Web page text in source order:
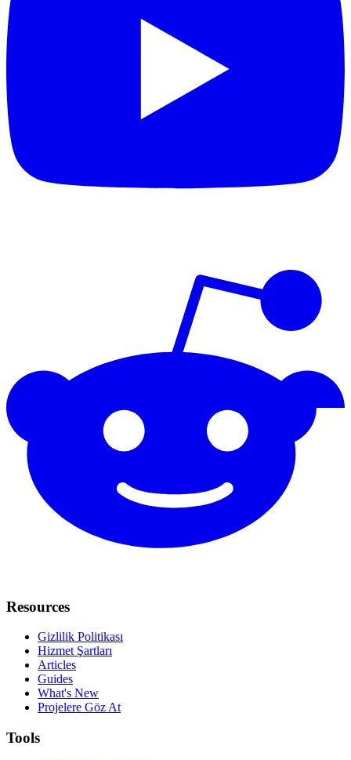
Resources
Gizlilik Politikası
Hizmet Şartları
Articles
Guides
What's New
Projelere Göz At
Tools